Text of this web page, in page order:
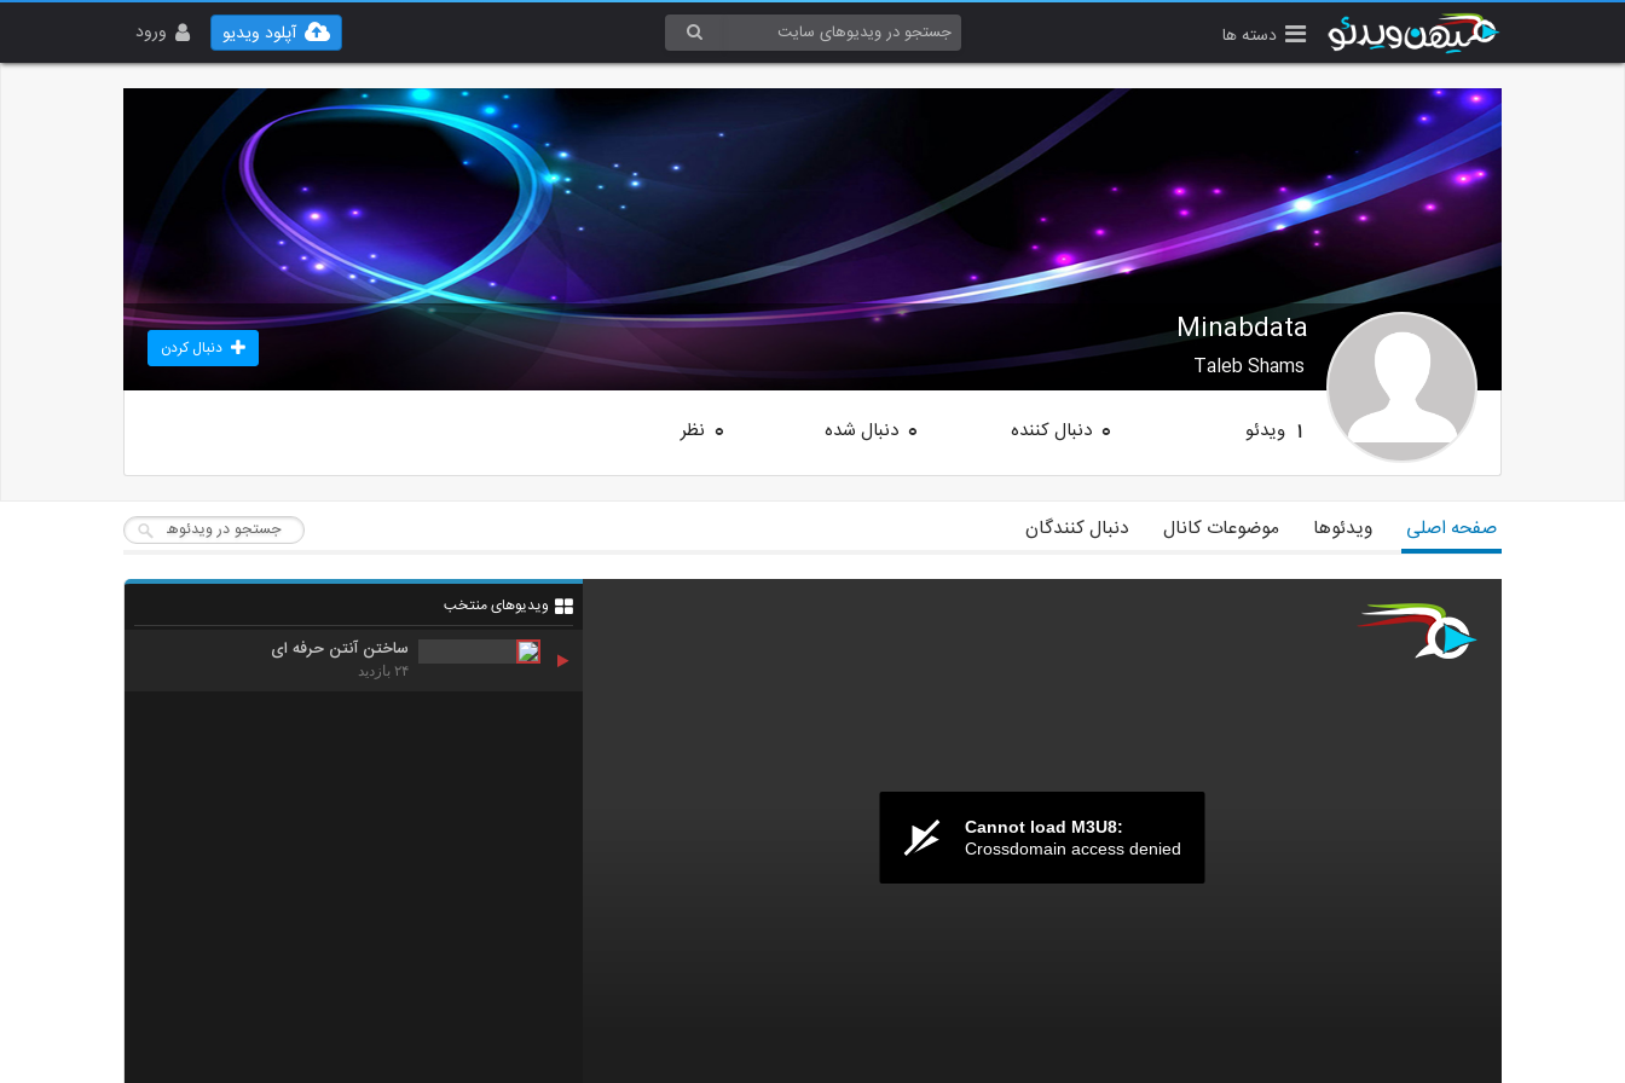
دسته ها ورود آپلود ویدیو
Minabdata
Taleb Shams
دنبال کردن
1 ویدئو 0 دنبال کننده 0 دنبال شده 0 نظر
صفحه اصلی ویدئوها موضوعات کانال دنبال کنندگان
Cannot load M3U8:
Crossdomain access denied
ویدیوهای منتخب
ساختن آنتن حرفه ای
۲۴ بازدید